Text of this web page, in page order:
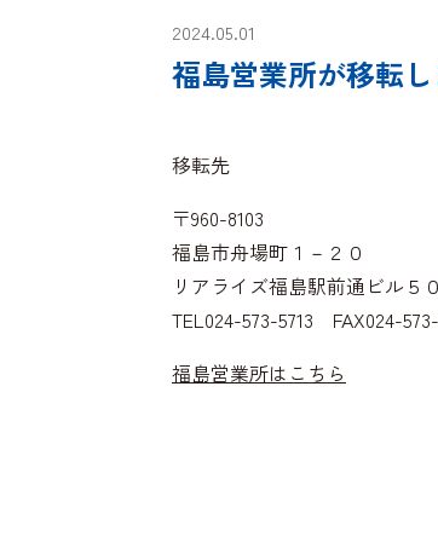
2024.05.01
福島営業所が移転
移転先
〒960-8103
福島市舟場町１－２０
リアライズ福島駅前通ビル５
TEL024-573-5713 FAX024-
福島営業所はこちら